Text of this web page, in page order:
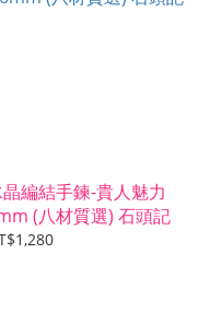
編結手鍊-貴人魅力
(八材質選) 石頭記